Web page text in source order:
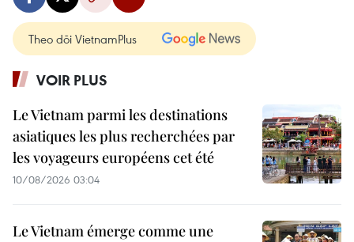
Theo dõi VietnamPlus
VOIR PLUS
Le Vietnam parmi les destinations
asiatiques les plus recherchées par
les voyageurs européens cet été
10/08/2026 03:04
Le Vietnam émerge comme une